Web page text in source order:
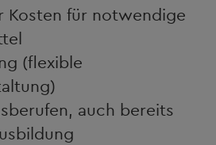
Kosten für notwendige
(flexible
auch bereits